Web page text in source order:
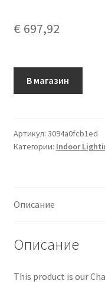
€ 697,92
В магазин
Артикул: 3094a0fcb1ed
Категории: Indoor
Описание
Описание
This product is our